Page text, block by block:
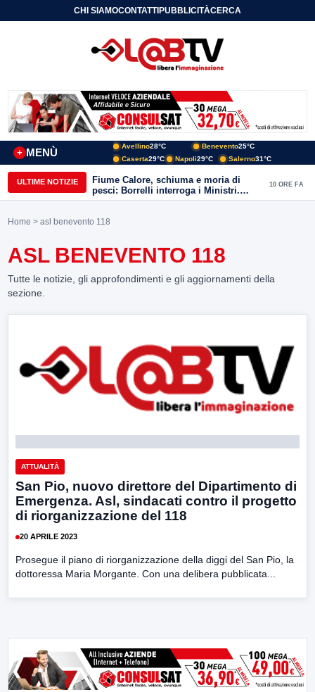
CHI SIAMOCONTATTIPUBBLICITÀCERCA
MENÙ
+
Avellino28°C Benevento25°C
Caserta29°C Napoli29°C Salerno31°C
ULTIME NOTIZIE
Fiume Calore, schiuma e moria di
pesci: Borrelli interroga i Ministri.
“Benevento paga l’assenza del
10 ORE FA
Home > asl benevento 118
ASL BENEVENTO 118
Tutte le notizie, gli approfondimenti e gli aggiornamenti della
sezione.
ATTUALITÀ
San Pio, nuovo direttore del Dipartimento di
Emergenza. Asl, sindacati contro il progetto
di riorganizzazione del 118
20 APRILE 2023
Prosegue il piano di riorganizzazione della diggi del San Pio, la
dottoressa Maria Morgante. Con una delibera pubblicata...